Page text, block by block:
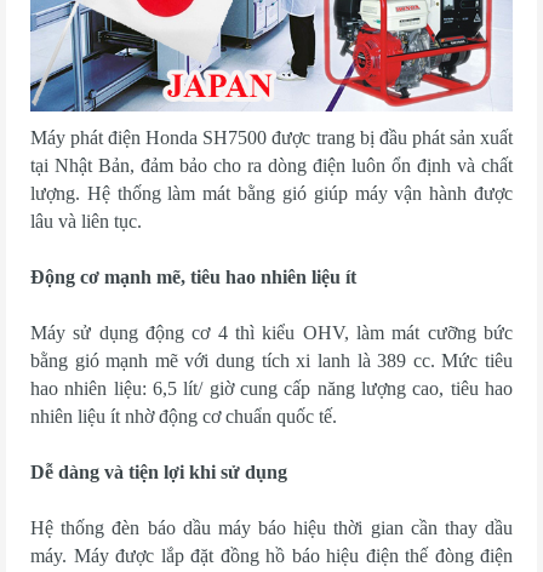
Máy phát điện Honda SH7500 được trang bị đầu phát sản xuất
tại Nhật Bản, đảm bảo cho ra dòng điện luôn ổn định và chất
lượng. Hệ thống làm mát bằng gió giúp máy vận hành được
lâu và liên tục.
Động cơ mạnh mẽ, tiêu hao nhiên liệu ít
Máy sử dụng động cơ 4 thì kiểu OHV, làm mát cưỡng bức
bằng gió mạnh mẽ với dung tích xi lanh là 389 cc. Mức tiêu
hao nhiên liệu: 6,5 lít/ giờ cung cấp năng lượng cao, tiêu hao
nhiên liệu ít nhờ động cơ chuẩn quốc tế.
Dễ dàng và tiện lợi khi sử dụng
Hệ thống đèn báo dầu máy báo hiệu thời gian cần thay dầu
máy. Máy được lắp đặt đồng hồ báo hiệu điện thế đòng điện